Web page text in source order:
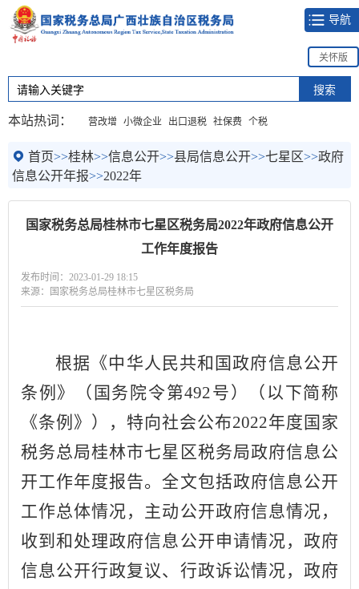
导航
关怀版
本站热词： 营改增 小微企业 出口退税 社保费 个税
首页>>桂林>>信息公开>>县局信息公开>>七星区>>政府
信息公开年报>>2022年
国家税务总局桂林市七星区税务局2022年政府信息公开
工作年度报告
发布时间：2023-01-29 18:15
来源：国家税务总局桂林市七星区税务局
根据《中华人民共和国政府信息公开
条例》（国务院令第492号）（以下简称
《条例》），特向社会公布2022年度国家
税务总局桂林市七星区税务局政府信息公
开工作年度报告。全文包括政府信息公开
工作总体情况，主动公开政府信息情况，
收到和处理政府信息公开申请情况，政府
信息公开行政复议、行政诉讼情况，政府